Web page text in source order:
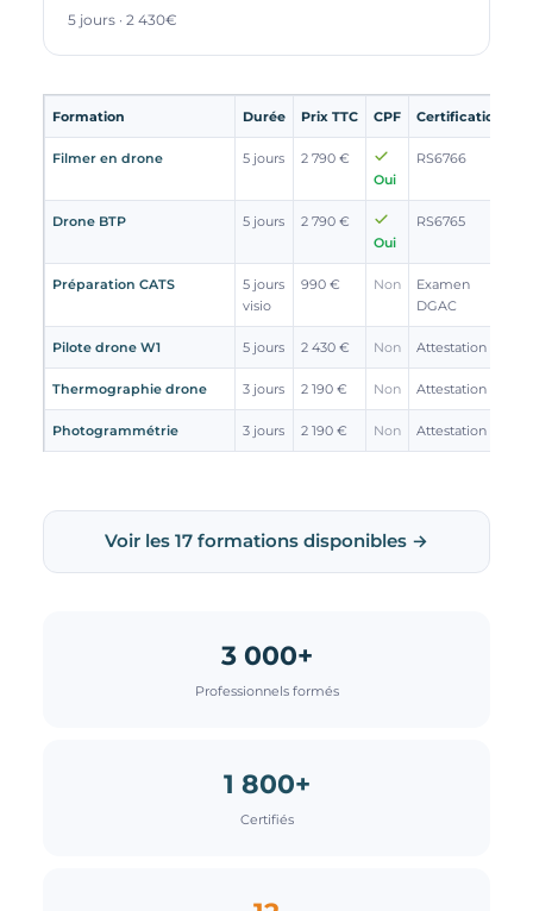
5 jours · 2 430€
Formation Durée Prix TTC CPF Certification
Filmer en drone 5 jours
2 790 €
Oui
RS6766
Drone BTP 5 jours
2 790 €
Oui
RS6765
Préparation CATS
5 jours
visio
990 € Non
Examen
DGAC
Pilote drone W1 5 jours 2 430 € Non Attestation
Thermographie drone 3 jours 2 190 € Non Attestation
Photogrammétrie 3 jours 2 190 € Non Attestation
Voir les 17 formations disponibles →
3 000+
Professionnels formés
1 800+
Certifiés